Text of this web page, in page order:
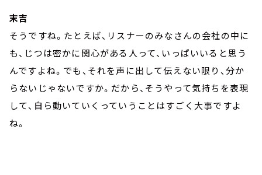
末吉
そうですね。たとえば、リスナーのみなさんの会社の中に
も、じつは密かに関心がある人って、いっぱいいると思う
んですよね。でも、それを声に出して伝えない限り、分か
らないじゃないですか。だから、そうやって気持ちを表現
して、自ら動いていくっていうことはすごく大事ですよ
ね。